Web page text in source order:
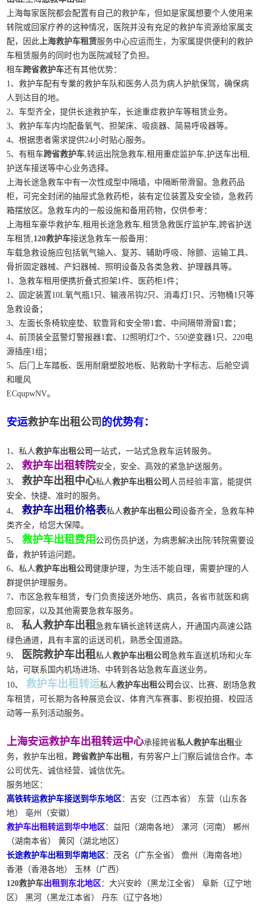
上海每家医院都会配置有自己的救护车，但如是家属想要个人使用来
转院或回家疗养的这种情况，医院并没有充足的救护车资源给家属支
配，因此 上海救护车租赁服务中心应运而生，为家属提供便利的救护
车租赁服务的同时也为医院减轻了负担。
租车跨省救护车还有其他优势：
1、救护车配有专業的救护车队和医务人员为病人护航保驾，确保病
人到达目的地。
2、车型齐全，提供长途救护车，长途重症救护车等租赁业务。
3、救护车车内均配备氧气、担架床、吸痰器、简易呼吸器等。
4、根据患者需求提供24小时贴心服务。
5、有租车跨省救护车 ,转运出院急救车,租用重症监护车,护送车出租,
护送车接送等中心业务选择。
上海长途急救车中有一次性成型中隔墙，中隔断带滑窗。急救药品
柜，可完全封闭的抽屉式急救药柜，装有定位装置及安全锁，急救药
箱摆放区。急救车内的一般设施和备用药物，仅供参考：
上海租车豪华救护车,租用长途急救车,租赁急救医疗监护车,跨省护送
车租赁, 120救护车接送急救车一般备用：
车载急救设施应包括氧气输入、复苏、辅助呼吸、除颤、运输工具、
骨折固定器械、产妇器械、照明设备及各类急救、护理器具等。
1、急救车租用便携折叠式担架1件、医药柜1件；
2、固定装置10L氧气瓶1只、输液吊钩2只、消毒灯1只、污物桶1只等
急救设备；
3、左面长条椅软座垫、软靠背和安全带1套、中间隔带滑窗1套；
4、前顶装全蓝警灯警报器1套、12照明灯2个、550逆变器1只、220电
源插座1组；
5、后门上车踏板、医用耐磨塑胶地板、贴救助十字标志、后舱空调
和暖风
ECqupwNV。
安运救护车出租公司 的优势有：
1、私人救护车出租公司一站式，一站式急救车运转服务。
2、
救护车出租转院安全，安全、高效的紧急护送服务。
3、
救护车出租中心私人救护车出租公司 人员经验丰富，能提供
安全、快捷、准时的服务。
4、
救护车出租价格表私人救护车出租公司设备齐全，急救车种
类齐全，给您大保障。
5、
救护车出租费用 公司伤员护送，为病患解决出院/转院需要设
备，救护转运问题。
6、私人救护车出租公司健康护理，为生活不能自理，需要护理的人
群提供护理服务。
7、市区急救车租赁，专门负责接送外地伤、病员，各省市就医和病
愈回家，以及其他需要急救车服务。
8、
私人救护车出租 急救车辆长途转送病人，开通国内高速公路
绿色通道，具有丰富的运送司机，熟悉全国道路。
9、
医院救护车出租私人救护车出租公司 急救车直送机场和火车
站，可联系国内机场进场、中转到各站急救车直送业务。
10、
救护车出租转运私人救护车出租公司会议、比赛、剧场急救
车租赁，可长期为各种展览会议、体育汽车赛事、影视拍摄、校园活
动等一系列活动服务。
上海安运救护车出租转运中心承接跨省私人救护车出租 业
务，救护车出租， 跨省救护车出租 ，有劳客户上门察后诚信合作。本
公司优先、诚信经营、诚信优先。
服务地区：
高铁转运救护车接送到华东地区 ：吉安（江西本省） 东营（山东各
地） 亳州（安徽）
救护车出租转运到华中地区 ：益阳（湖南各地） 漯河（河南） 郴州
（湖南本省） 黄冈（湖北地区）
长途救护车出租到华南地区 ：茂名（广东全省） 儋州（海南各地）
香港（香港各地） 玉林（广西）
120救护车出租到东北地区 ：大兴安岭（黑龙江全省） 阜新（辽宁地
区） 黑河（黑龙江本省） 丹东（辽宁各地）